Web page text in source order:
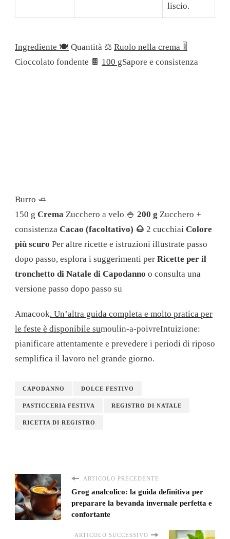
liscio.
Ingrediente 🍽 Quantità ⚖️ Ruolo nella crema 🎚
Cioccolato fondente 🍫 100 gSapore e consistenza
Burro 🧈
150 g Crema Zucchero a velo 🍚 200 g Zucchero +
consistenza Cacao (facoltativo) 🌰 2 cucchiai Colore
più scuro Per altre ricette e istruzioni illustrate passo
dopo passo, esplora i suggerimenti per Ricette per il
tronchetto di Natale di Capodanno o consulta una
versione passo dopo passo su
Amacook. Un’altra guida completa e molto pratica per
le feste è disponibile sumoulin-a-poivreIntuizione:
pianificare attentamente e prevedere i periodi di riposo
semplifica il lavoro nel grande giorno.
CAPODANNO DOLCE FESTIVO
PASTICCERIA FESTIVA REGISTRO DI NATALE
RICETTA DI REGISTRO
ARTICOLO PRECEDENTE
Grog analcolico: la guida definitiva per
preparare la bevanda invernale perfetta e
confortante
ARTICOLO SUCCESSIVO